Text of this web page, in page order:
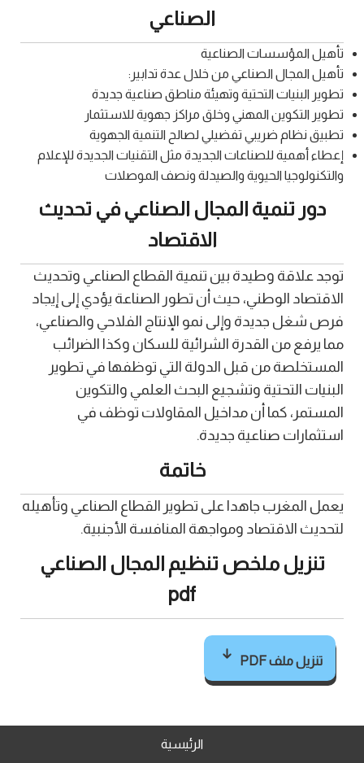
الصناعي
تأهيل المؤسسات الصناعية
تأهيل المجال الصناعي من خلال عدة تدابير:
تطوير البنيات التحتية وتهيئة مناطق صناعية جديدة
تطوير التكوين المهني وخلق مراكز جهوية للاستثمار
تطبيق نظام ضريبي تفضيلي لصالح التنمية الجهوية
إعطاء أهمية للصناعات الجديدة مثل التقنيات الجديدة للإعلام
والتكنولوجيا الحيوية والصيدلة ونصف الموصلات
دور تنمية المجال الصناعي في تحديث
الاقتصاد
توجد علاقة وطيدة بين تنمية القطاع الصناعي وتحديث
الاقتصاد الوطني، حيث أن تطور الصناعة يؤدي إلى إيجاد
فرص شغل جديدة وإلى نمو الإنتاج الفلاحي والصناعي،
مما يرفع من القدرة الشرائية للسكان وكذا الضرائب
المستخلصة من قبل الدولة التي توظفها في تطوير
البنيات التحتية وتشجيع البحث العلمي والتكوين
المستمر، كما أن مداخيل المقاولات توظف في
استثمارات صناعية جديدة.
خاتمة
يعمل المغرب جاهدا على تطوير القطاع الصناعي وتأهيله
لتحديث الاقتصاد ومواجهة المنافسة الأجنبية.
تنزيل ملخص تنظيم المجال الصناعي
pdf
تنزيل ملف PDF
الرئيسية